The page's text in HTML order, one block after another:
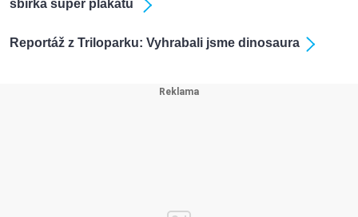
sbírka super plakátů
Reportáž z Triloparku: Vyhrabali jsme dinosaura